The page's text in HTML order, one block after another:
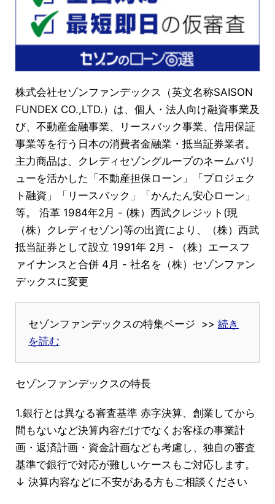
株式会社セゾンファンデックス（英文名称SAISON
FUNDEX CO.,LTD.）は、個人・法人向け融資事業及
び、不動産金融事業、リースバック事業、信用保証
事業等を行う日本の消費者金融業・抵当証券業者。
主力商品は、クレディセゾングループのネームバリ
ューを活かした「不動産担保ローン」「プロジェク
ト融資」「リースバック」「かんたん安心ローン」
等。 沿革 1984年2月 - (株）西武クレジット(現
（株）クレディセゾン)等の出資により、（株）西武
抵当証券として設立 1991年 2月 - （株）エースフ
ァイナンスと合併 4月 - 社名を（株）セゾンファン
デックスに変更
セゾンファンデックスの特集ページ >> 続き
を読む
セゾンファンデックスの特長
1.銀行とは異なる審査基準 赤字決算、創業してから
間もないなど決算内容だけでなくお客様の事業計
画・返済計画・資金計画なども考慮し、独自の審査
基準で銀行で対応が難しいケースもご対応します。
↓ 決算内容などに不安がある方もご相談ください